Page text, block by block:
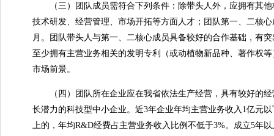
（三）团队成员需符合下列条件：除带头人外，应拥有其他
技术研发、经营管理、市场开拓等方面人才；团队第一、二核
月。团队带头人与第一、二核心成员具备较好的合作基础，有
至少拥有主营业务相关的发明专利（或动植物新品种、著作权
市场前景。
（四）团队所在企业应在我省依法生产经营，具有较好的经
长潜力的科技型中小企业。近3年企业年均主营业务收入1亿元
上的，年均R&D经费占主营业务收入比例不低于3%。成立5年